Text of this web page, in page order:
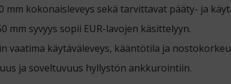
mm kokonaisleveys sekä tarvittavat pääty- ja
mm syvyys sopii EUR-lavojen käsittelyyn.
vaatima käytäväleveys, kääntötila ja
ja soveltuvuus hyllystön ankkurointiin.